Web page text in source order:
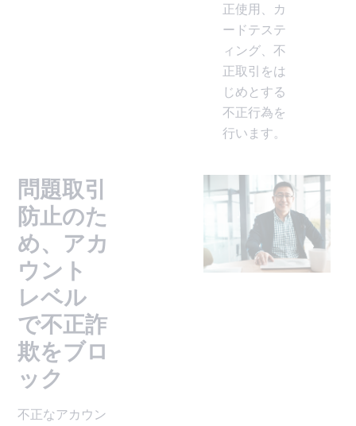
正使用、カ
ードテステ
ィング、不
正取引をは
じめとする
不正行為を
行います。
問題取引
防止のた
め、アカ
ウント
レベル
で不正詐
欺をブロ
ック
不正なアカウン